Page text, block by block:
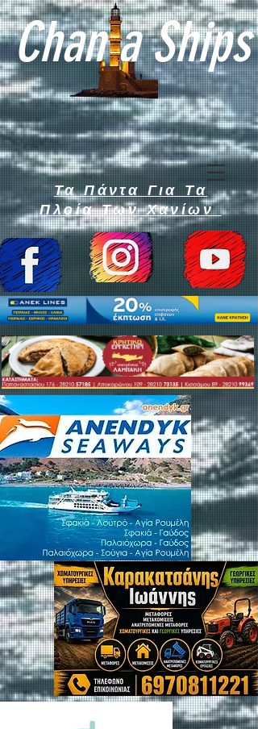
Chan a Ships
Τα Πάντα Για Τα
Πλοία Των Χανίων